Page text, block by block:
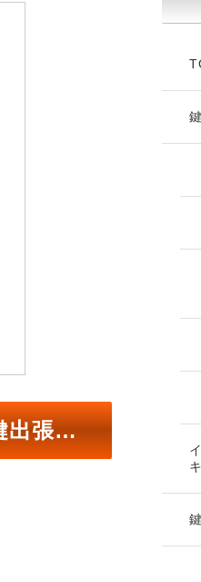
業者